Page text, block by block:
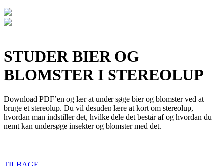
STUDER BIER OG
BLOMSTER I STEREOLUP
Download PDF’en og lær at under søge bier og blomster ved at
bruge et stereolup. Du vil desuden lære at kort om stereolup,
hvordan man indstiller det, hvilke dele det består af og hvordan du
nemt kan undersøge insekter og blomster med det.
TILBAGE